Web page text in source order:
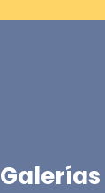
Galerías